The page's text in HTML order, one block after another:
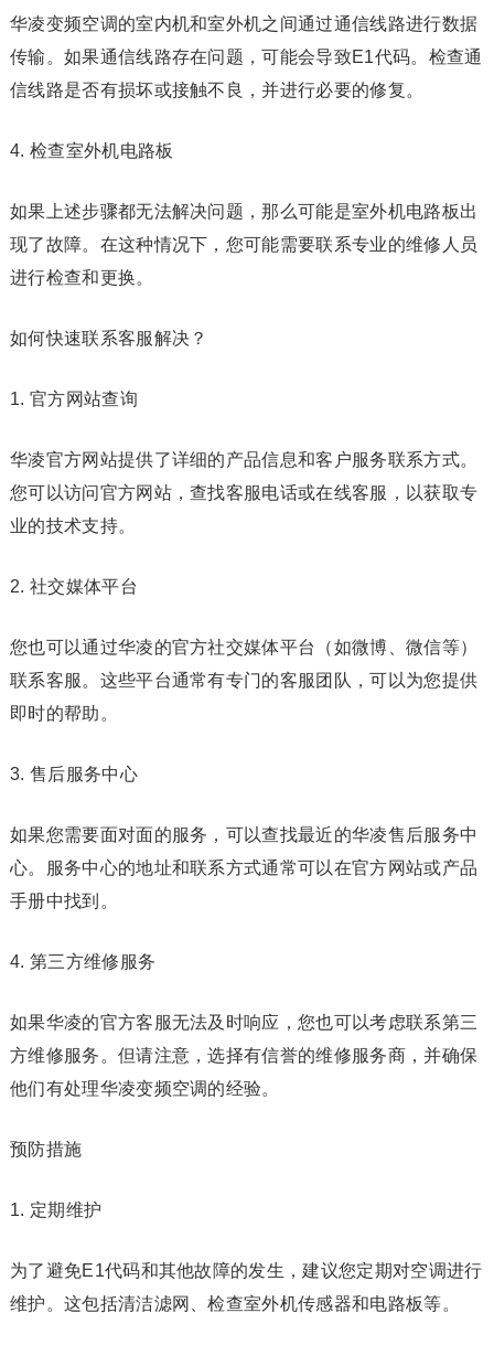
华凌变频空调的室内机和室外机之间通过通信线路进行数据
传输。如果通信线路存在问题，可能会导致E1代码。检查通
信线路是否有损坏或接触不良，并进行必要的修复。
4. 检查室外机电路板
如果上述步骤都无法解决问题，那么可能是室外机电路板出
现了故障。在这种情况下，您可能需要联系专业的维修人员
进行检查和更换。
如何快速联系客服解决？
1. 官方网站查询
华凌官方网站提供了详细的产品信息和客户服务联系方式。
您可以访问官方网站，查找客服电话或在线客服，以获取专
业的技术支持。
2. 社交媒体平台
您也可以通过华凌的官方社交媒体平台（如微博、微信等）
联系客服。这些平台通常有专门的客服团队，可以为您提供
即时的帮助。
3. 售后服务中心
如果您需要面对面的服务，可以查找最近的华凌售后服务中
心。服务中心的地址和联系方式通常可以在官方网站或产品
手册中找到。
4. 第三方维修服务
如果华凌的官方客服无法及时响应，您也可以考虑联系第三
方维修服务。但请注意，选择有信誉的维修服务商，并确保
他们有处理华凌变频空调的经验。
预防措施
1. 定期维护
为了避免E1代码和其他故障的发生，建议您定期对空调进行
维护。这包括清洁滤网、检查室外机传感器和电路板等。